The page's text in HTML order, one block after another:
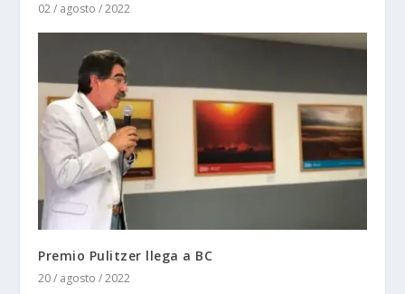
02 / agosto / 2022
Premio Pulitzer llega a BC
20 / agosto / 2022